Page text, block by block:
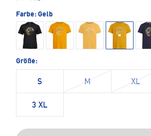
Farbe: Gelb
Größe:
S M XL
3 XL